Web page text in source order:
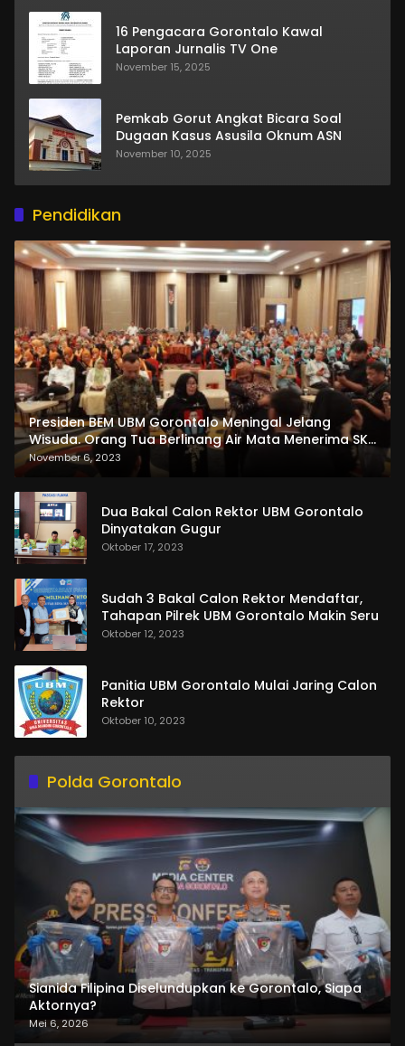
16 Pengacara Gorontalo Kawal
Laporan Jurnalis TV One
November 15, 2025
Pemkab Gorut Angkat Bicara Soal
Dugaan Kasus Asusila Oknum ASN
November 10, 2025
Pendidikan
Presiden BEM UBM Gorontalo Meningal Jelang
Wisuda. Orang Tua Berlinang Air Mata Menerima SKL
dan Pemasangan Salempang
November 6, 2023
Dua Bakal Calon Rektor UBM Gorontalo
Dinyatakan Gugur
Oktober 17, 2023
Sudah 3 Bakal Calon Rektor Mendaftar,
Tahapan Pilrek UBM Gorontalo Makin Seru
Oktober 12, 2023
Panitia UBM Gorontalo Mulai Jaring Calon
Rektor
Oktober 10, 2023
Polda Gorontalo
Sianida Filipina Diselundupkan ke Gorontalo, Siapa
Aktornya?
Mei 6, 2026